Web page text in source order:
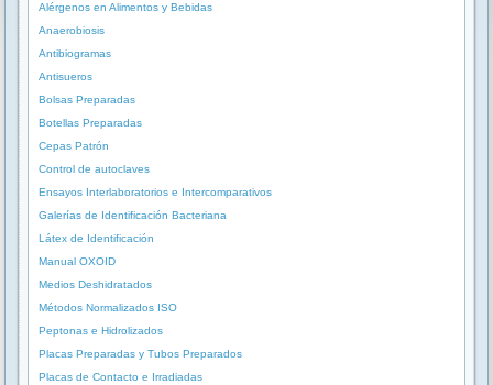
Alérgenos en Alimentos y Bebidas
Anaerobiosis
Antibiogramas
Antisueros
Bolsas Preparadas
Botellas Preparadas
Cepas Patrón
Control de autoclaves
Ensayos Interlaboratorios e Intercomparativos
Galerías de Identificación Bacteriana
Látex de Identificación
Manual OXOID
Medios Deshidratados
Métodos Normalizados ISO
Peptonas e Hidrolizados
Placas Preparadas y Tubos Preparados
Placas de Contacto e Irradiadas